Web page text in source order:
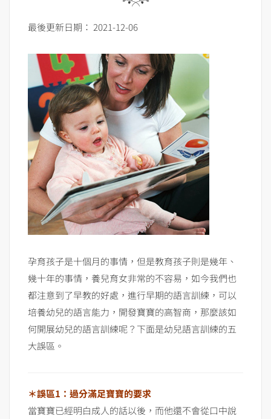
最後更新日期： 2021-12-06
孕育孩子是十個月的事情，但是教育孩子則是幾年、
幾十年的事情，養兒育女非常的不容易，如今我們也
都注意到了早教的好處，進行早期的語言訓練，可以
培養幼兒的語言能力，開發寶寶的高智商，那麼該如
何開展幼兒的語言訓練呢？下面是幼兒語言訓練的五
大誤區。
＊誤區1：過分滿足寶寶的要求
當寶寶已經明白成人的話以後，而他還不會從口中說